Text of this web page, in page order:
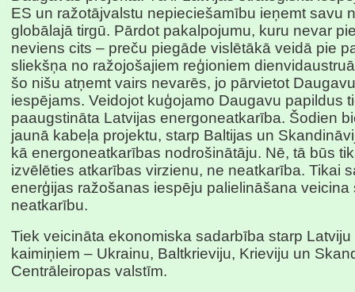
ES un ražotājvalstu nepieciešamību ieņemt savu
globālajā tirgū. Pārdot pakalpojumu, kuru nevar
neviens cits – preču piegāde vislētākā veidā pie
sliekšņa no ražojošajiem reģioniem
šo nišu atņemt vairs nevarēs, jo pārvietot
iespējams. Veidojot kuģojamo Daugavu papildus
paaugstināta Latvijas energoneatkarība. Šodien
jaunā kabeļa projektu, starp Baltijas un
kā energoneatkarības nodrošinātāju. Nē, tā būs
izvēlēties atkarības virzienu, ne neatkarība. Tikai
enerģijas ražošanas iespēju palielināšana veicina
neatkarību.
Tiek veicināta ekonomiska sadarbība starp Latviju
kaimiņiem – Ukrainu, Baltkrieviju, Krieviju un
Centrāleiropas valstīm.